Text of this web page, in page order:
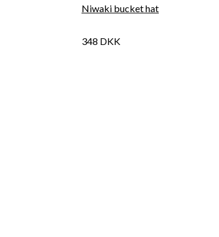
Niwaki bucket hat
348 DKK